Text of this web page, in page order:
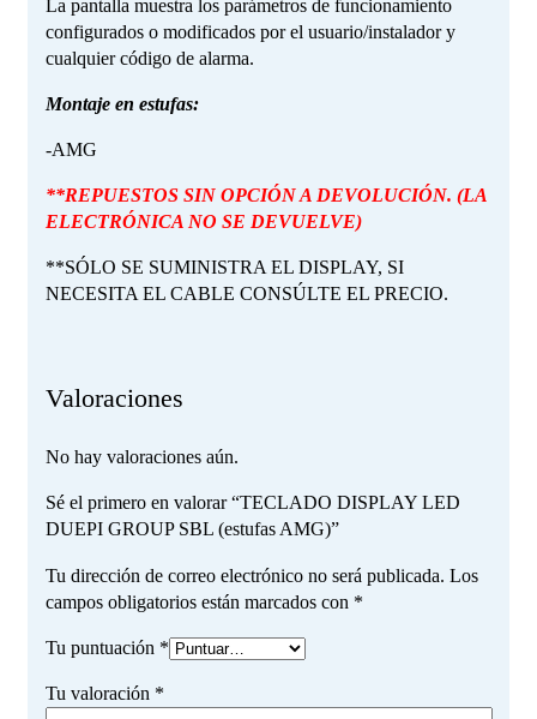
La pantalla muestra los parámetros de funcionamiento
configurados o modificados por el usuario/instalador y
cualquier código de alarma.
Montaje en estufas:
-AMG
**REPUESTOS SIN OPCIÓN A DEVOLUCIÓN. (LA
ELECTRÓNICA NO SE DEVUELVE)
**SÓLO SE SUMINISTRA EL DISPLAY, SI
NECESITA EL CABLE CONSÚLTE EL PRECIO.
Valoraciones
No hay valoraciones aún.
Sé el primero en valorar “TECLADO DISPLAY LED
DUEPI GROUP SBL (estufas AMG)”
Tu dirección de correo electrónico no será publicada. Los
campos obligatorios están marcados con *
Tu puntuación *
Tu valoración *